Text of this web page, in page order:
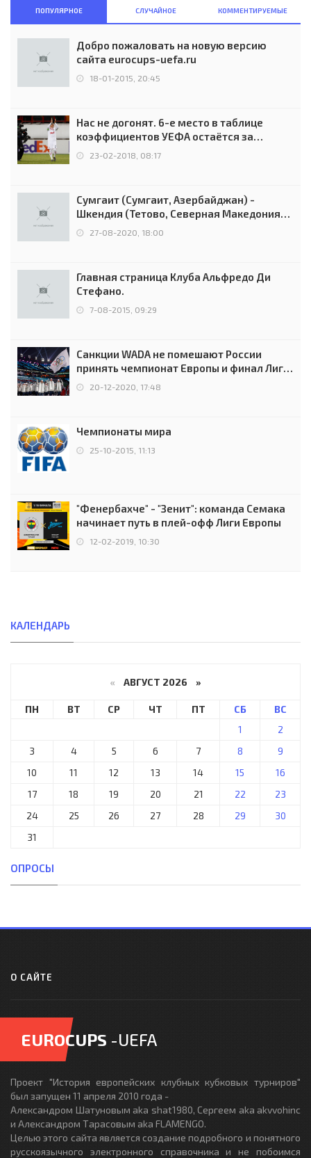
ПОПУЛЯРНОЕ СЛУЧАЙНОЕ КОММЕНТИРУЕМЫЕ
Добро пожаловать на новую версию
сайта eurocups-uefa.ru
18-01-2015, 20:45
Нас не догонят. 6-е место в таблице
коэффициентов УЕФА остаётся за
Россией
23-02-2018, 08:17
Сумгаит (Сумгаит, Азербайджан) -
Шкендия (Тетово, Северная Македония) -
0:2 (0:0)
27-08-2020, 18:00
Главная страница Клуба Альфредо Ди
Стефано.
7-08-2015, 09:29
Санкции WADA не помешают России
принять чемпионат Европы и финал Лиги
чемпионов.
20-12-2020, 17:48
Чемпионаты мира
25-10-2015, 11:13
"Фенербахче" - "Зенит": команда Семака
начинает путь в плей-офф Лиги Европы
12-02-2019, 10:30
КАЛЕНДАРЬ
« АВГУСТ 2026 »
ПН ВТ СР ЧТ ПТ СБ
ВС
1
2
3
4 5 6 7 8
9
10
11 12 13 14 15
16
17
18 19 20 21 22
23
24
25 26 27 28 29
30
31
ОПРОСЫ
О САЙТЕ
EUROCUPS -UEFA
Проект "История европейских клубных кубковых турниров"
был запущен 11 апреля 2010 года -
Александром Шатуновым aka shat1980, Сергеем aka akvvohinc
и Александром Тарасовым aka FLAMENGO.
Целью этого сайта является создание подробного и понятного
русскоязычного электронного справочника и не побоимся